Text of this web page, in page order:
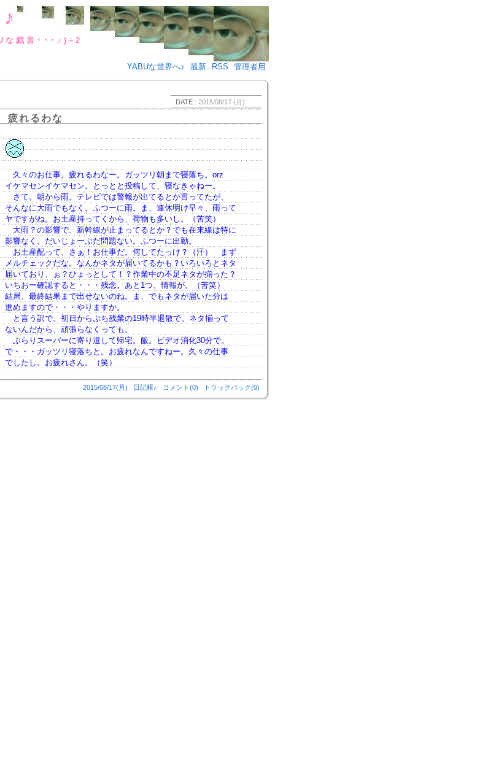
帳♪＋YABUな戯言･･･♪)÷2
YABUな世界へ♪
最新 RSS 管理者用
DATE : 2015/08/17 (月)
疲れるわな
久々のお仕事。疲れるわなー。ガッツリ朝まで寝落ち。orz
イケマセンイケマセン。とっとと投稿して、寝なきゃねー。
さて。朝から雨。テレビでは警報が出てるとか言ってたが、
そんなに大雨でもなく。ふつーに雨。ま、連休明け早々、雨って
ヤですがね。お土産持ってくから、荷物も多いし。（苦笑）
大雨？の影響で、新幹線が止まってるとか？でも在来線は特に
影響なく。だいじょーぶだ問題ない。ふつーに出勤。
お土産配って、さぁ！お仕事だ。何してたっけ？（汗） まず
メルチェックだな。なんかネタが届いてるかも？いろいろとネタ
届いており、ぉ？ひょっとして！？作業中の不足ネタが揃った？
いちおー確認すると・・・残念。あと1つ、情報が。（苦笑）
結局、最終結果まで出せないのね。ま、でもネタが届いた分は
進めますので・・・やりますか。
と言う訳で。初日からぷち残業の19時半退散で。ネタ揃って
ないんだから、頑張らなくっても。
ぶらりスーパーに寄り道して帰宅。飯。ビデオ消化30分で。
で・・・ガッツリ寝落ちと。お疲れなんですねー。久々の仕事
でしたし。お疲れさん。（笑）
2015/08/17(月) 日記帳♪ コメント(0) トラックバック(0)